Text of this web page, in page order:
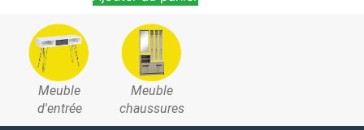
Meuble
d'entrée
Meuble
chaussures